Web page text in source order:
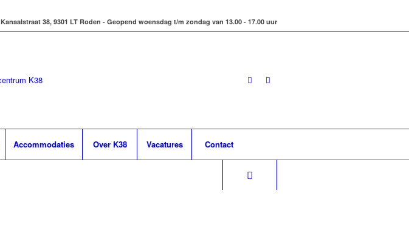
Kanaalstraat 38, 9301 LT Roden - Geopend woensdag t/m zondag van 13.00 - 17.00 uur
Accommodaties Over K38 Vacatures Contact